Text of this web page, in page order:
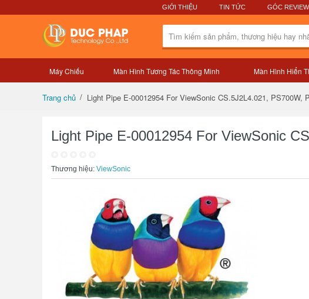
GIỚI THIỆU TIN TỨC GÓC REVIEW
Tổng quan sản phẩm
Máy Chiếu Màn Hình Tương Tác Thông Minh Màn Hình Hiển
Trang chủ Light Pipe E-00012954 For ViewSonic CS.5J2L4.021, PS700W,
Light Pipe E-00012954 For ViewSonic
Thương hiệu: ViewSonic